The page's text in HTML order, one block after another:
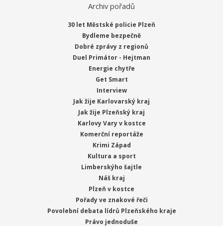
Archiv pořadů
30 let Městské policie Plzeň
Bydleme bezpečně
Dobré zprávy z regionů
Duel Primátor - Hejtman
Energie chytře
Get Smart
Interview
Jak žije Karlovarský kraj
Jak žije Plzeňský kraj
Karlovy Vary v kostce
Komerční reportáže
Krimi Západ
Kultura a sport
Limberskýho šajtle
Náš kraj
Plzeň v kostce
Pořady ve znakové řeči
Povolební debata lídrů Plzeňského kraje
Právo jednoduše